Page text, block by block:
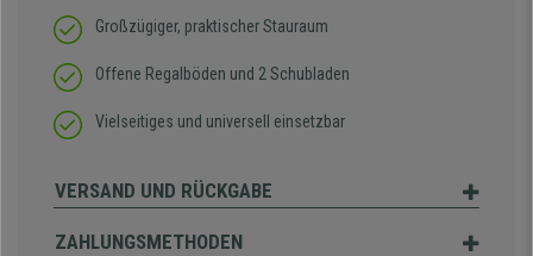
Großzügiger, praktischer Stauraum
Offene Regalböden und 2 Schubladen
Vielseitiges und universell einsetzbar
VERSAND UND RÜCKGABE
ZAHLUNGSMETHODEN